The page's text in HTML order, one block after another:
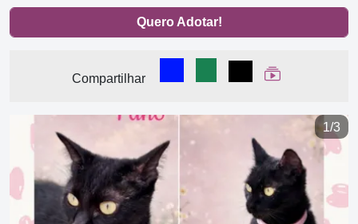
Quero Adotar!
Compartilhar
Compartilhar no Facebook
Compartilhar no
Compartilhar
Ver Web Story
1/3